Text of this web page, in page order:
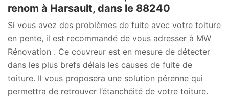
renom à Harsault, dans le 88240
Si vous avez des problèmes de fuite avec votre toiture
en pente, il est recommandé de vous adresser à MW
Rénovation . Ce couvreur est en mesure de détecter
dans les plus brefs délais les causes de fuite de
toiture. Il vous proposera une solution pérenne qui
permettra de retrouver l’étanchéité de votre toiture.